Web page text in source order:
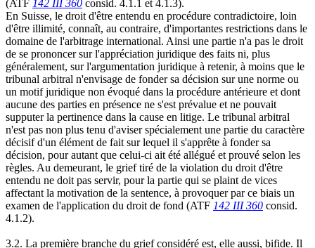
(ATF 142 III 360 consid. 4.1.1 et 4.1.3).
En Suisse, le droit d'être entendu en procédure contradictoire, loin
d'être illimité, connaît, au contraire, d'importantes restrictions dans le
domaine de l'arbitrage international. Ainsi une partie n'a pas le droit
de se prononcer sur l'appréciation juridique des faits ni, plus
généralement, sur l'argumentation juridique à retenir, à moins que le
tribunal arbitral n'envisage de fonder sa décision sur une norme ou
un motif juridique non évoqué dans la procédure antérieure et dont
aucune des parties en présence ne s'est prévalue et ne pouvait
supputer la pertinence dans la cause en litige. Le tribunal arbitral
n'est pas non plus tenu d'aviser spécialement une partie du caractère
décisif d'un élément de fait sur lequel il s'apprête à fonder sa
décision, pour autant que celui-ci ait été allégué et prouvé selon les
règles. Au demeurant, le grief tiré de la violation du droit d'être
entendu ne doit pas servir, pour la partie qui se plaint de vices
affectant la motivation de la sentence, à provoquer par ce biais un
examen de l'application du droit de fond (ATF 142 III 360 consid.
4.1.2).
3.2. La première branche du grief considéré est, elle aussi, bifide. Il